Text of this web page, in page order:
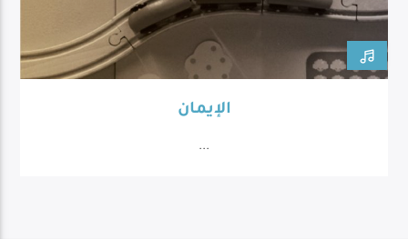
الإيمان
...